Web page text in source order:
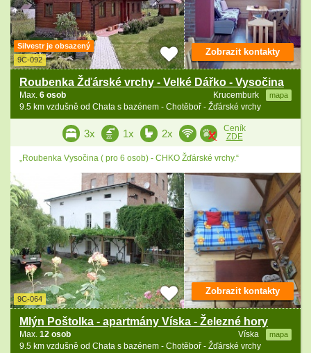
Silvestr je obsazený
9C-092
Roubenka Žďárské vrchy - Velké Dářko - Vysočina
Krucemburk mapa
Max. 6 osob
9.5 km vzdušně od Chata s bazénem - Chotěboř - Žďárské vrchy
Zobrazit kontakty
3x 1x 2x
Ceník
ZDE
„Roubenka Vysočina ( pro 6 osob) - CHKO Žďárské vrchy.“
9C-064
Mlýn Poštolka - apartmány Víska - Železné hory
Víska mapa
Max. 12 osob
9.5 km vzdušně od Chata s bazénem - Chotěboř - Žďárské vrchy
Zobrazit kontakty